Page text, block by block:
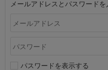
メールアドレスとパスワード
パスワードを表示する